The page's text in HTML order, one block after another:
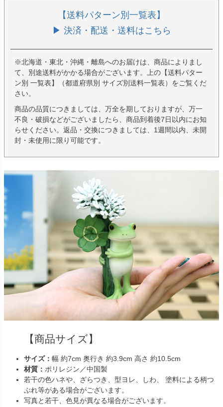
【送料パターン別一覧表】
▶ 決済・配送・送料はこちら
※北海道・東北・沖縄・離島へのお届けは、商品によりまし
て、別途送料がかかる場合がございます。上の【送料パター
ン別 一覧表】（都道府県別 サイズ別送料一覧表）をご覧くだ
さい。
商品の品質につきましては、万全を期しておりますが、万一
不良・破損などがございましたら、商品到着後7日以内にお知
らせください。返品・交換につきましては、1週間以内、未開
封・未使用に限り可能です。
【商品サイズ】
サイズ： 幅 約7cm 奥行き 約3.9cm 高さ 約10.5cm
材質： ポリレジン／中国製
若干の色ハネや、ざらつき、型ヨレ、しわ、 塗料による柄つ
ぶれ等がある場合がございます。
写真と若干、色見が異なる場合がございます。